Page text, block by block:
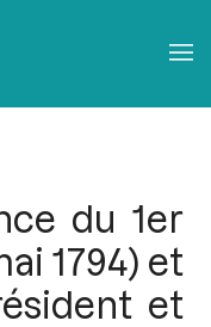
du 1er
1794) et
et